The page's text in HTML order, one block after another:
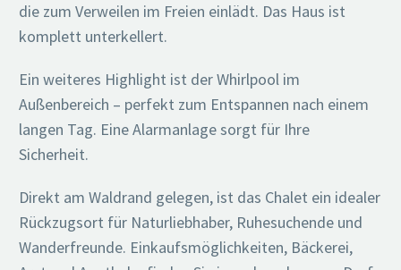
die zum Verweilen im Freien einlädt. Das Haus ist
komplett unterkellert.
Ein weiteres Highlight ist der Whirlpool im
Außenbereich – perfekt zum Entspannen nach einem
langen Tag. Eine Alarmanlage sorgt für Ihre
Sicherheit.
Direkt am Waldrand gelegen, ist das Chalet ein idealer
Rückzugsort für Naturliebhaber, Ruhesuchende und
Wanderfreunde. Einkaufsmöglichkeiten, Bäckerei,